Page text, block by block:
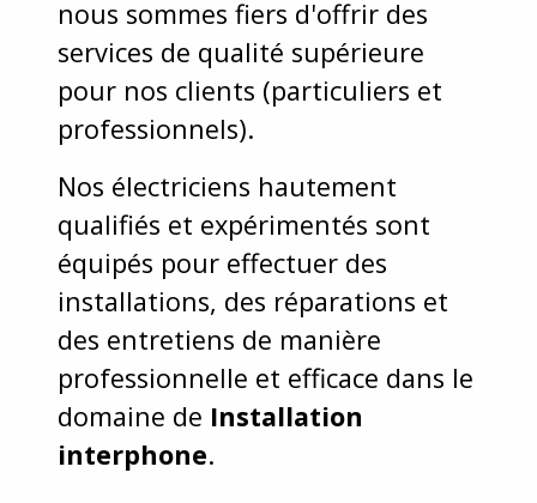
nous sommes fiers d'offrir des
services de qualité supérieure
pour nos clients (particuliers et
professionnels).
Nos électriciens hautement
qualifiés et expérimentés sont
équipés pour effectuer des
installations, des réparations et
des entretiens de manière
professionnelle et efficace dans le
domaine de Installation
interphone.